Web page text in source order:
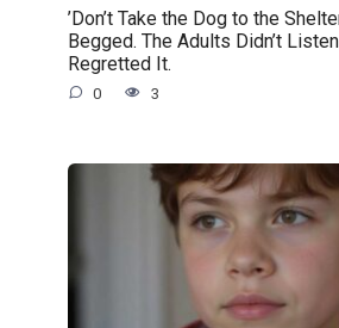
’Don’t Take the Dog to the
Begged. The Adults Didn’t
Regretted It.
0 3